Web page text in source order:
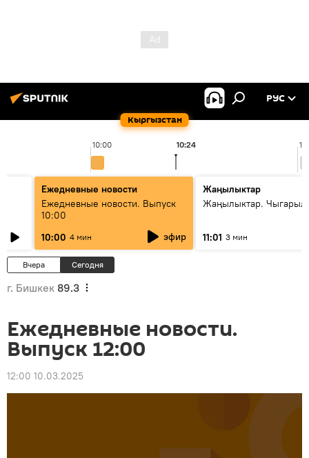
Кыргызстан
РУС
10:00 10:24
Ежедневные новости
Ежедневные новости. Выпуск
10:00
10:00 4 мин эфир
Жаңылыктар
Жаңылыктар.
11:01 3 мин
Вчера Сегодня
г. Бишкек 89.3
Ежедневные новости.
Выпуск 12:00
12:00 10.03.2025